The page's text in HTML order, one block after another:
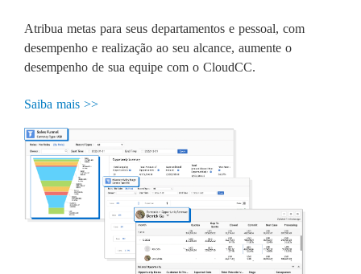
Atribua metas para seus departamentos e pessoal, com
desempenho e realização ao seu alcance, aumente o
desempenho de sua equipe com o CloudCC.
Saiba mais >>